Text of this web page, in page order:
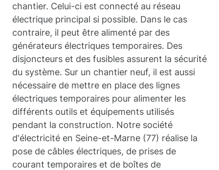
chantier. Celui-ci est connecté au réseau
électrique principal si possible. Dans le cas
contraire, il peut être alimenté par des
générateurs électriques temporaires. Des
disjoncteurs et des fusibles assurent la sécurité
du système. Sur un chantier neuf, il est aussi
nécessaire de mettre en place des lignes
électriques temporaires pour alimenter les
différents outils et équipements utilisés
pendant la construction. Notre société
d'électricité en Seine-et-Marne (77) réalise la
pose de câbles électriques, de prises de
courant temporaires et de boîtes de